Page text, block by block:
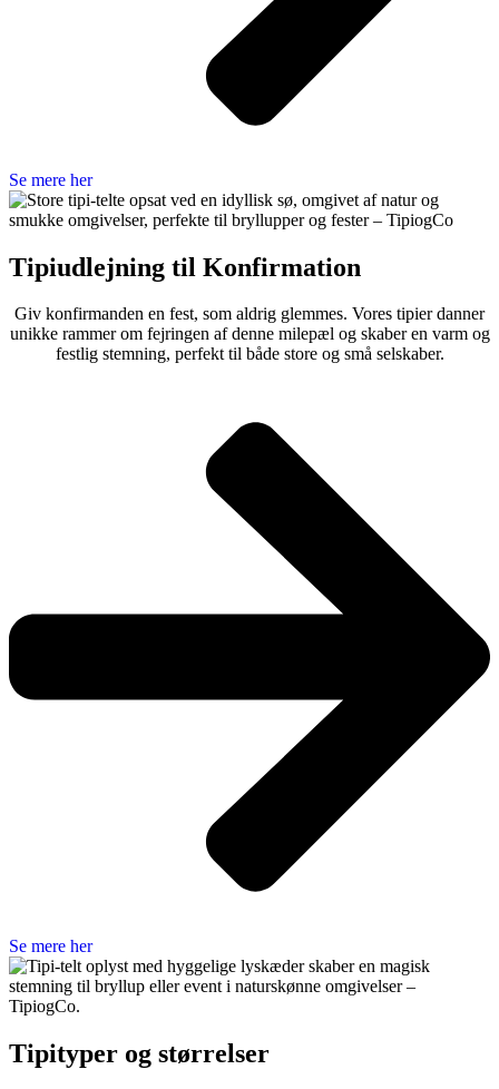
Se mere her
Tipiudlejning til Konfirmation
Giv konfirmanden en fest, som aldrig glemmes. Vores tipier danner
unikke rammer om fejringen af denne milepæl og skaber en varm og
festlig stemning, perfekt til både store og små selskaber.
Se mere her
Tipityper og størrelser